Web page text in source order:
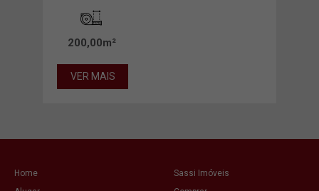
200,00m²
VER MAIS
Home
Sassi Imóveis